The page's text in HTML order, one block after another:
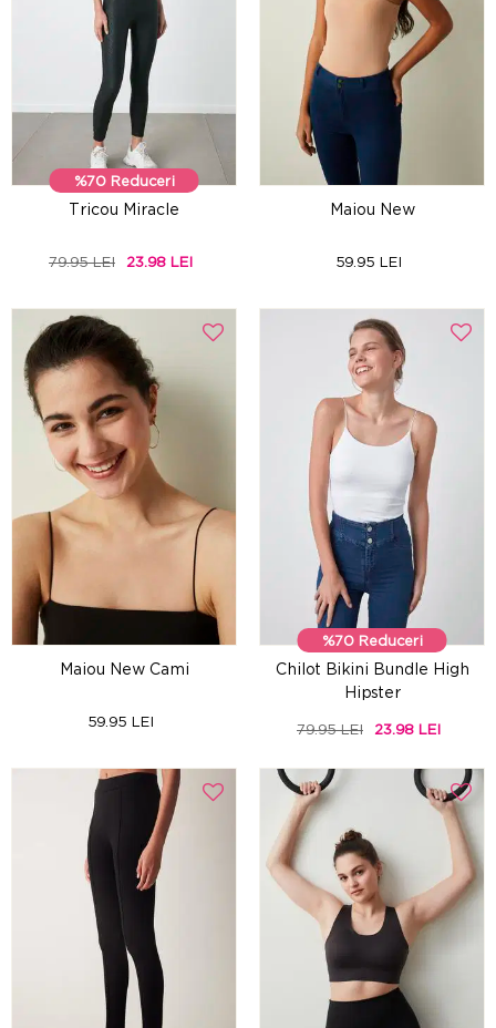
%70 Reduceri
Tricou Miracle
79.95 LEI 23.98 LEI
Maiou New
59.95 LEI
Maiou New Cami
59.95 LEI
%70 Reduceri
Chilot Bikini Bundle High
Hipster
79.95 LEI 23.98 LEI